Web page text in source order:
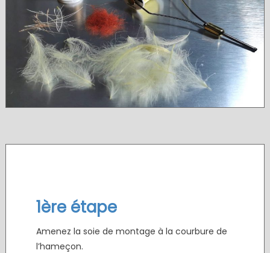
1ère étape
Amenez la soie de montage à la courbure de
l’hameçon.